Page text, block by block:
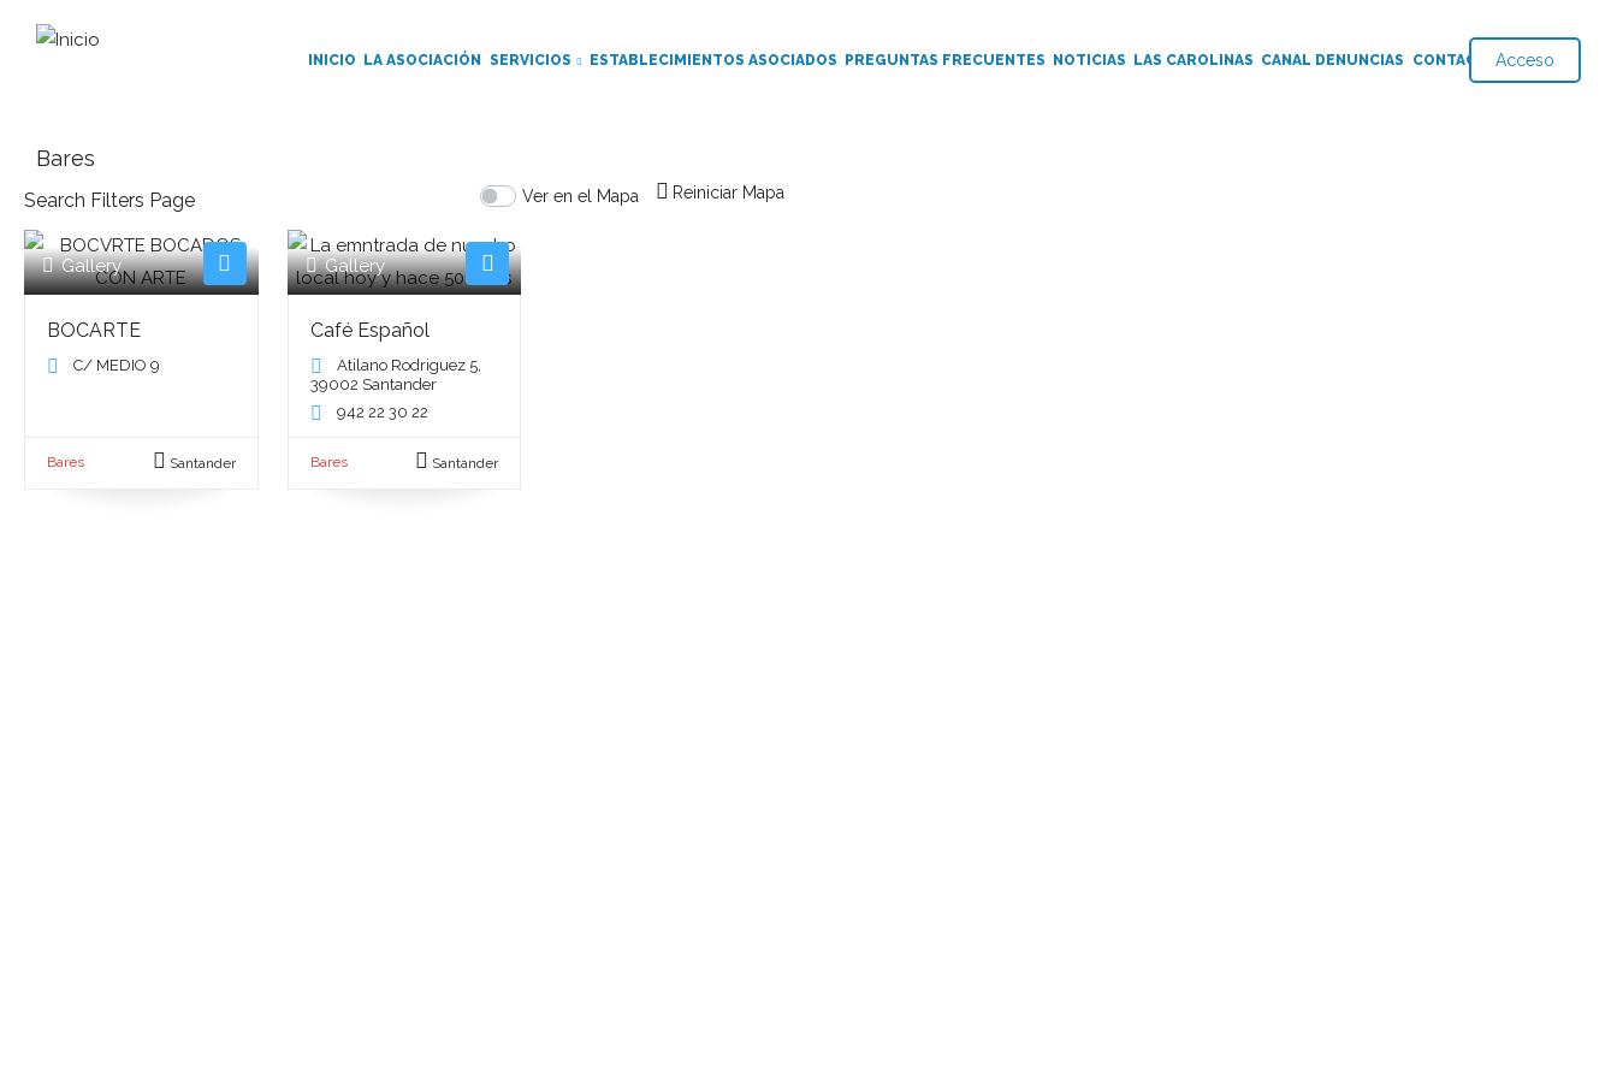
INICIO LA ASOCIACIÓN SERVICIOS ESTABLECIMIENTOS ASOCIADOS PREGUNTAS FRECUENTES NOTICIAS LAS CAROLINAS CANAL DENUNCIAS CONTACTOAcceso
Bares
Search Filters Page Ver en el Mapa Reiniciar Mapa
Gallery
BOCARTE
C/ MEDIO 9
Bares Santander
Gallery
Café Español
Atilano Rodriguez 5,
39002 Santander
942 22 30 22
Bares Santander